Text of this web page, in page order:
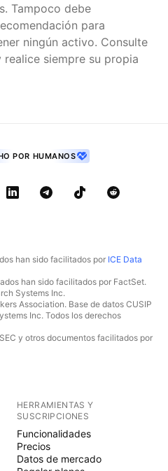
Tampoco debe
para
ningún activo. Consulte
realice siempre su propia
POR HUMANOS
han sido facilitados por ICE Data
han sido facilitados por FactSet.
Systems Inc.
Association. Base de datos CUSIP
Inc. Todos los derechos
y otros documentos facilitados por
HERRAMIENTAS Y
SUSCRIPCIONES
Funcionalidades
Precios
Datos de mercado